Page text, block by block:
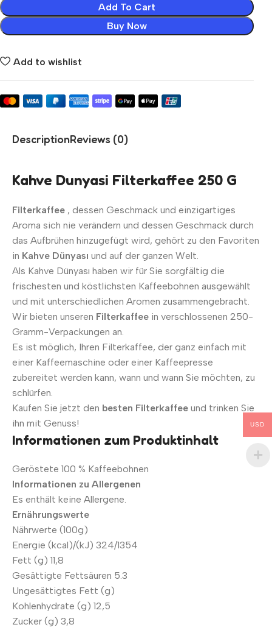
Add To Cart
Buy Now
Add to wishlist
DescriptionReviews (0)
Kahve Dunyasi Filterkaffee 250 G
Filterkaffee , dessen Geschmack und einzigartiges
Aroma sich nie verändern und dessen Geschmack durch
das Aufbrühen hinzugefügt wird, gehört zu den Favoriten
in Kahve Dünyası und auf der ganzen Welt.
Als Kahve Dünyası haben wir für Sie sorgfältig die
frischesten und köstlichsten Kaffeebohnen ausgewählt
und mit unterschiedlichen Aromen zusammengebracht.
Wir bieten unseren Filterkaffee in verschlossenen 250-
Gramm-Verpackungen an.
Es ist möglich, Ihren Filterkaffee, der ganz einfach mit
einer Kaffeemaschine oder einer Kaffeepresse
zubereitet werden kann, wann und wann Sie möchten, zu
schlürfen.
Kaufen Sie jetzt den besten Filterkaffee und trinken Sie
ihn mit Genuss!
Informationen zum Produktinhalt
Geröstete 100 % Kaffeebohnen
Informationen zu Allergenen
Es enthält keine Allergene.
Ernährungswerte
Nährwerte (100g)
Energie (kcal)/(kJ) 324/1354
Fett (g) 11,8
Gesättigte Fettsäuren 5.3
Ungesättigtes Fett (g)
Kohlenhydrate (g) 12,5
Zucker (g) 3,8
USD